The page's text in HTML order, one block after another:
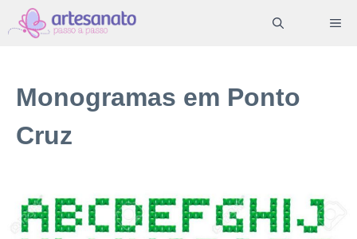
Pular
para
conteúdo
Monogramas em Ponto
Cruz